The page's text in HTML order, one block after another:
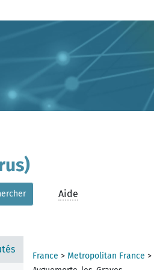
Aide
France > Metropolitan France >